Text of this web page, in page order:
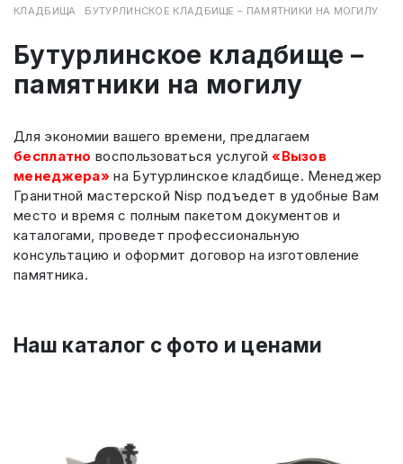
КЛАДБИЩА БУТУРЛИНСКОЕ КЛАДБИЩЕ – ПАМЯТНИКИ НА МОГИЛУ
Бутурлинское кладбище –
памятники на могилу
Для экономии вашего времени, предлагаем
бесплатно воспользоваться услугой«Вызов
менеджера» на Бутурлинское кладбище. Менеджер
Гранитной мастерской Nisp подъедет в удобные Вам
место и время с полным пакетом документов и
каталогами, проведет профессиональную
консультацию и оформит договор на изготовление
памятника.
Наш каталог c фото и ценами